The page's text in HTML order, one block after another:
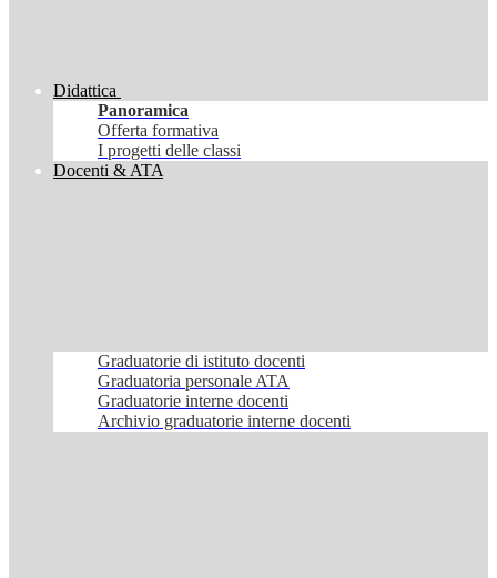
Didattica
Panoramica
Offerta formativa
I progetti delle classi
Docenti & ATA
Graduatorie di istituto docenti
Graduatoria personale ATA
Graduatorie interne docenti
Archivio graduatorie interne docenti